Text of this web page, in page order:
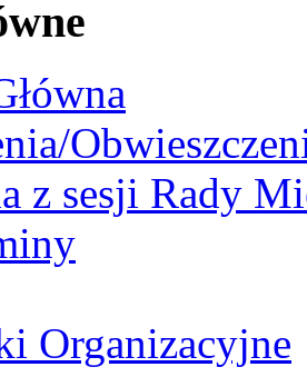
z sesji Rady
Organizacyjne